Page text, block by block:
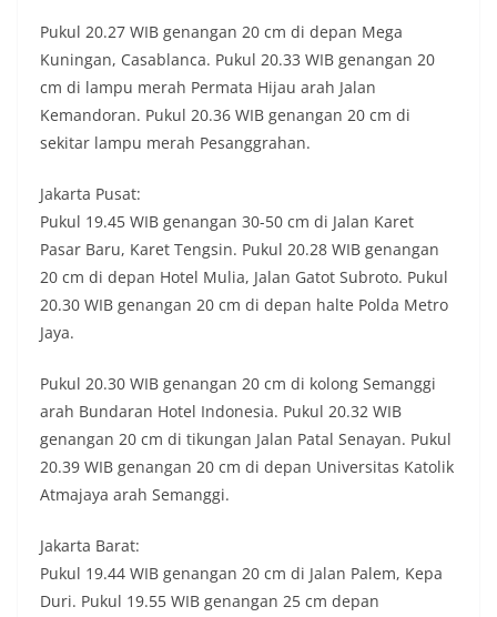
Pukul 20.27 WIB genangan 20 cm di depan Mega
Kuningan, Casablanca. Pukul 20.33 WIB genangan 20
cm di lampu merah Permata Hijau arah Jalan
Kemandoran. Pukul 20.36 WIB genangan 20 cm di
sekitar lampu merah Pesanggrahan.
Jakarta Pusat:
Pukul 19.45 WIB genangan 30-50 cm di Jalan Karet
Pasar Baru, Karet Tengsin. Pukul 20.28 WIB genangan
20 cm di depan Hotel Mulia, Jalan Gatot Subroto. Pukul
20.30 WIB genangan 20 cm di depan halte Polda Metro
Jaya.
Pukul 20.30 WIB genangan 20 cm di kolong Semanggi
arah Bundaran Hotel Indonesia. Pukul 20.32 WIB
genangan 20 cm di tikungan Jalan Patal Senayan. Pukul
20.39 WIB genangan 20 cm di depan Universitas Katolik
Atmajaya arah Semanggi.
Jakarta Barat:
Pukul 19.44 WIB genangan 20 cm di Jalan Palem, Kepa
Duri. Pukul 19.55 WIB genangan 25 cm depan